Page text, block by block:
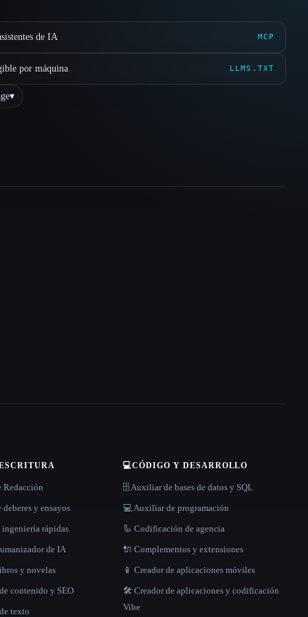
de IA MCP
por máquina LLMS.TXT
▾
y ensayos
rápidas
de IA
y novelas
contenido y SEO
texto
💻CÓDIGO Y DESARROLLO
🗄️ Auxiliar de bases de datos y SQL
💻 Auxiliar de programación
🦾 Codificación de agencia
🔌 Complementos y extensiones
📱 Creador de aplicaciones móviles
🛠️ Creador de aplicaciones y codificación
Vibe